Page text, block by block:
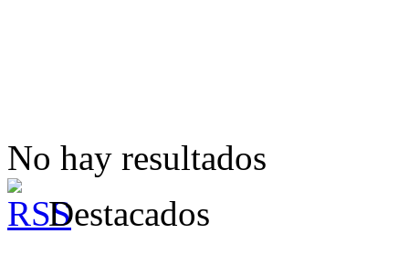
No hay resultados
Destacados